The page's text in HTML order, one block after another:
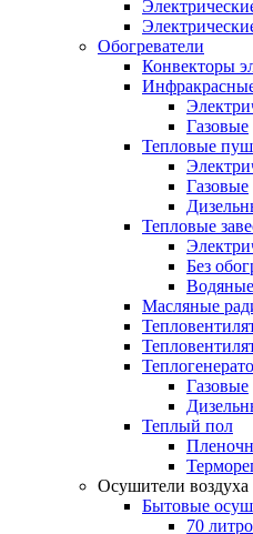
Обогреватели
Конвекторы
Газовые
Тепловые
Газовые
Тепловые
Без
Водяные
Масляные
Газовые
Теплый пол
Осушители воздуха
Бытовые
70